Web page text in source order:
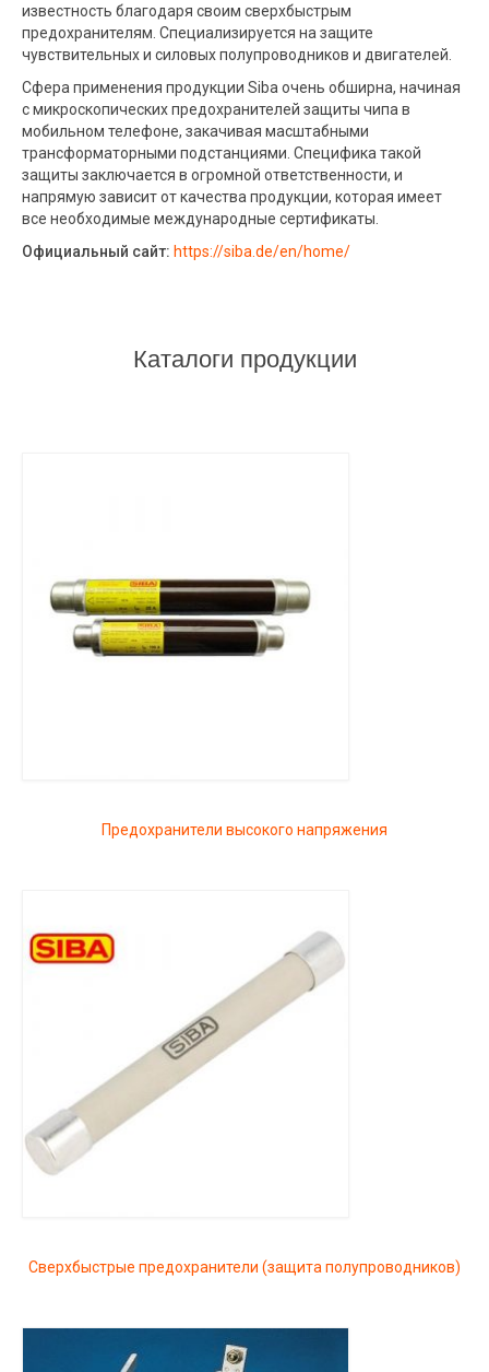
известность благодаря своим сверхбыстрым
предохранителям. Специализируется на защите
чувствительных и силовых полупроводников и двигателей.
Сфера применения продукции Siba очень обширна, начиная
с микроскопических предохранителей защиты чипа в
мобильном телефоне, закачивая масштабными
трансформаторными подстанциями. Специфика такой
защиты заключается в огромной ответственности, и
напрямую зависит от качества продукции, которая имеет
все необходимые международные сертификаты.
Официальный сайт: https://siba.de/en/home/
Каталоги продукции
Предохранители высокого напряжения
Сверхбыстрые предохранители (защита полупроводников)